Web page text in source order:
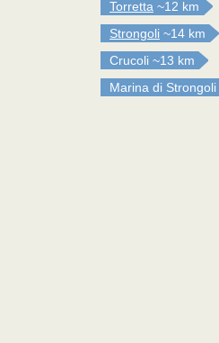
Torretta ~12 km
Strongoli ~14 km
Crucoli ~13 km
Marina di Strongoli